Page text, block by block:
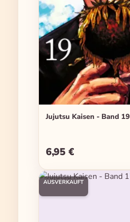
Jujutsu Kaisen - Band 19
Regulärer Preis:
6,95 €
AUSVERKAUFT